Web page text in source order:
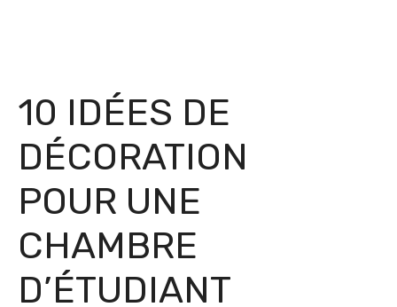
10 IDÉES DE
DÉCORATION
POUR UNE
CHAMBRE
D’ÉTUDIANT